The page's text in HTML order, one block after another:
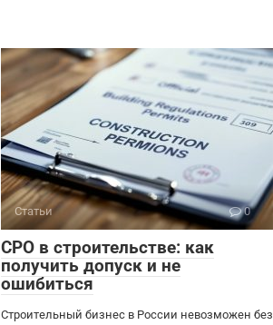
Статьи 0
СРО в строительстве: как
получить допуск и не
ошибиться
Строительный бизнес в России невозможен без